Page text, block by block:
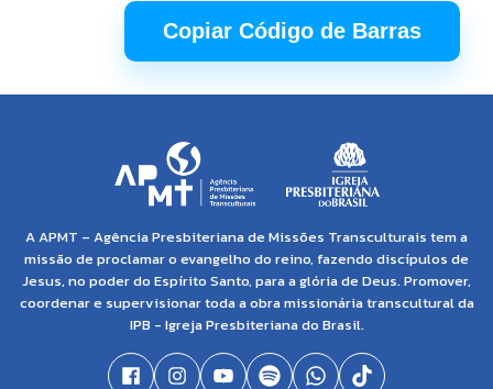
Copiar Código de Barras
A APMT – Agência Presbiteriana de Missões Transculturais tem a
missão de proclamar o evangelho do reino, fazendo discípulos de
Jesus, no poder do Espírito Santo, para a glória de Deus. Promover,
coordenar e supervisionar toda a obra missionária transcultural da
IPB - Igreja Presbiteriana do Brasil.